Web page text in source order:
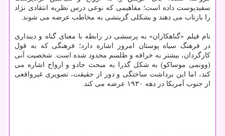
سفیدپوست داده است؛ مفاهیمی که نوعی درس نظریه انتقادی نژاد
را بازتاب می دهند و بشکلی گزینشی به مخاطب عرضه می شوند.
نام فیلم «گناهکاران» به پرسشی در رابطه با معنای گناه و دینداری
در فرهنگ سیاه پوستان امروز اشاره دارد؛ فرهنگی که به قول
کارگردان، بیشتر به خرافه و طلسم محدود شده است. شخصیت آنی
(وونمی موساکو) به شکل گذرا به مبحث جادو و ارواح اشاره می
کند، اما این برداشت ساختگی و دور از حقیقت، تصویری غیرواقعی
از جنوب آمریکا در دهه ۱۹۳۰ عرضه می کند.